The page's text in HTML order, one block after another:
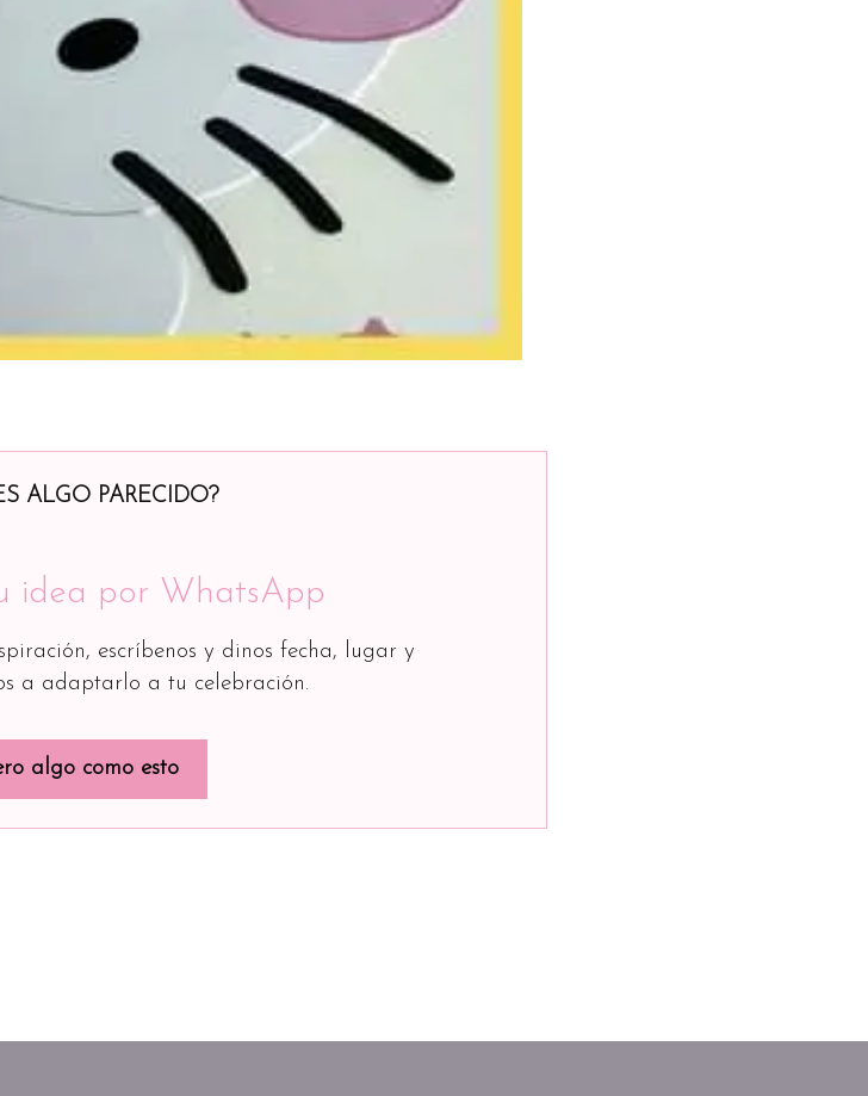
ALGO PARECIDO?
idea por WhatsApp
escríbenos y dinos fecha, lugar y
a adaptarlo a tu celebración.
algo como esto